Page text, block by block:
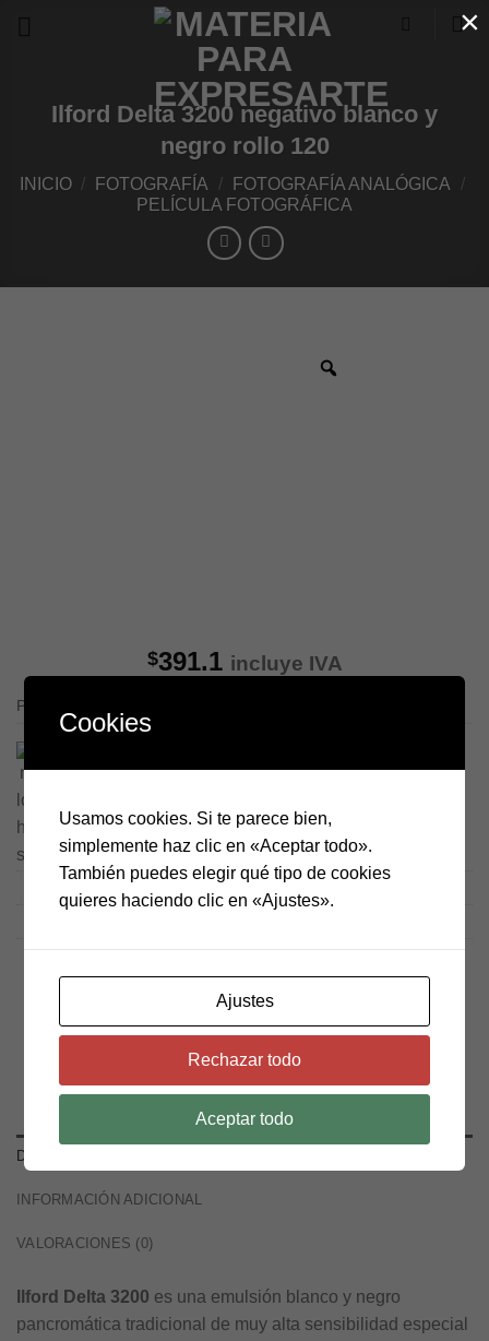
Ilford Delta 3200 negativo blanco y
negro rollo 120
INICIO / FOTOGRAFÍA / FOTOGRAFÍA ANALÓGICA
/
PELÍCULA FOTOGRÁFICA
$391.1 incluye IVA
Película fotográfica negativa en blanco y negro formato 120
Saber más
AÑADIR AL CARRITO
M-00048-F-PeBN-0004
Etiquetas:B&W,Blanco y Negro,ByN,cuarto obscuro,fotografía
análoga,película,Película fotográfica,revelado manual,rollo 120
DESCRIPCIÓN
INFORMACIÓN ADICIONAL
VALORACIONES (0)
Ilford Delta 3200 es una emulsión blanco y negro
pancromática tradicional de muy alta sensibilidad especial
×
Cookies
Usamos cookies. Si te parece bien,
simplemente haz clic en «Aceptar todo».
También puedes elegir qué tipo de cookies
quieres haciendo clic en «Ajustes».
Ajustes
Rechazar todo
Aceptar todo